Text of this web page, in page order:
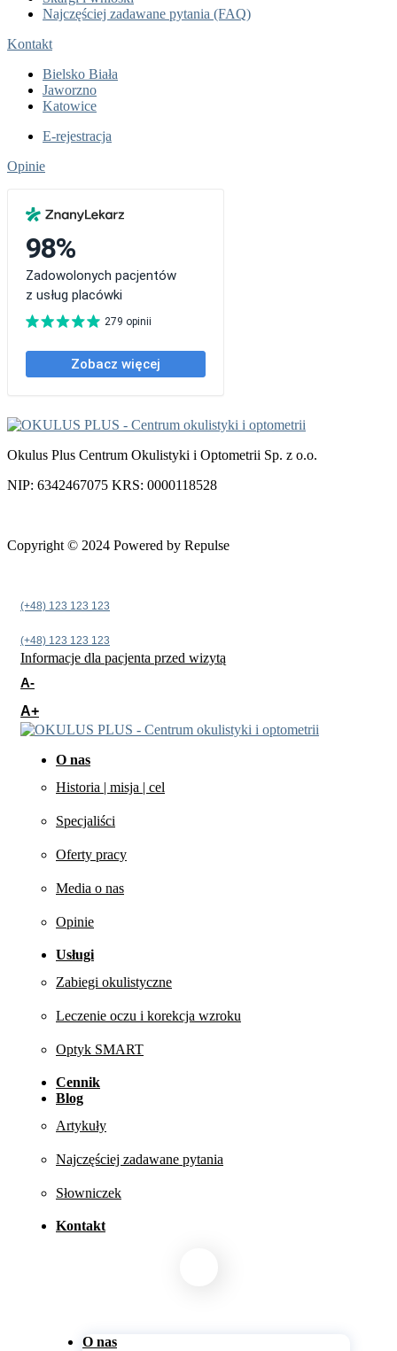
Najczęściej zadawane pytania (FAQ)
Kontakt
Bielsko Biała
Jaworzno
Katowice
E-rejestracja
Opinie
Okulus Plus Centrum Okulistyki i Optometrii Sp. z o.o.
NIP: 6342467075 KRS: 0000118528
Copyright © 2024 Powered by Repulse
(+48) 123 123 123
(+48) 123 123 123
Informacje dla pacjenta przed wizytą
A-
A+
O nas
Historia | misja | cel
Specjaliści
Oferty pracy
Media o nas
Opinie
Usługi
Zabiegi okulistyczne
Leczenie oczu i korekcja wzroku
Optyk SMART
Cennik
Blog
Artykuły
Najczęściej zadawane pytania
Słowniczek
Kontakt
O nas